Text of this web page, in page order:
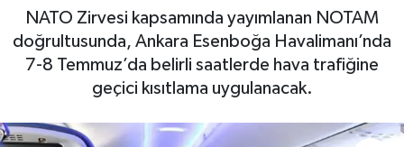
NATO Zirvesi kapsamında yayımlanan NOTAM
doğrultusunda, Ankara Esenboğa Havalimanı’nda
7-8 Temmuz’da belirli saatlerde hava trafiğine
geçici kısıtlama uygulanacak.
Künye
Son Dakika Haberleri
Haber Arşivi